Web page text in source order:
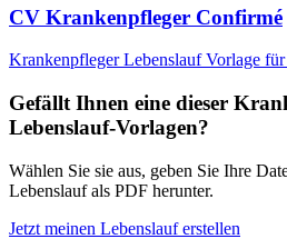
CV Krankenpfleger Confirmé
Krankenpfleger Lebenslauf Vorlage
Gefällt Ihnen eine dieser
Lebenslauf-Vorlagen?
Wählen Sie sie aus, geben Sie Ihre
Lebenslauf als PDF herunter.
Jetzt meinen Lebenslauf erstellen